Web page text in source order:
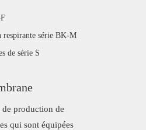
respirante série BK-M
de série S
de production de
qui sont équipées